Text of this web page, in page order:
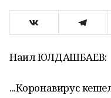
Наил ЮЛДАШБАЕВ:
...Коронавирус